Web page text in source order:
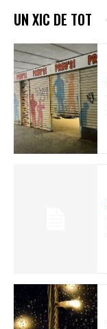
UN XIC DE TOT